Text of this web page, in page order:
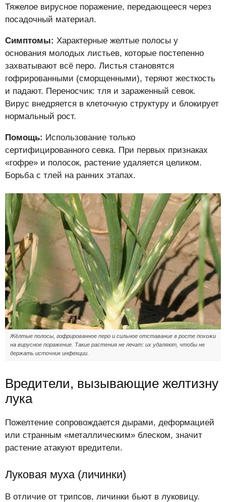
Тяжелое вирусное поражение, передающееся через
посадочный материал.
Симптомы: Характерные желтые полосы у
основания молодых листьев, которые постепенно
захватывают всё перо. Листья становятся
гофрированными (сморщенными), теряют жесткость
и падают. Переносчик: тля и зараженный севок.
Вирус внедряется в клеточную структуру и блокирует
нормальный рост.
Помощь: Использование только
сертифицированного севка. При первых признаках
«гофре» и полосок, растение удаляется целиком.
Борьба с тлей на ранних этапах.
Жёлтые полосы, гофрированное перо и сильное отставание в росте похожи
на вирусное поражение. Такие растения не лечат: их удаляют, чтобы не
держать источник инфекции.
Вредители, вызывающие желтизну
лука
Пожелтение сопровождается дырами, деформацией
или странным «металлическим» блеском, значит
растение атакуют вредители.
Луковая муха (личинки)
В отличие от трипсов, личинки бьют в луковицу.